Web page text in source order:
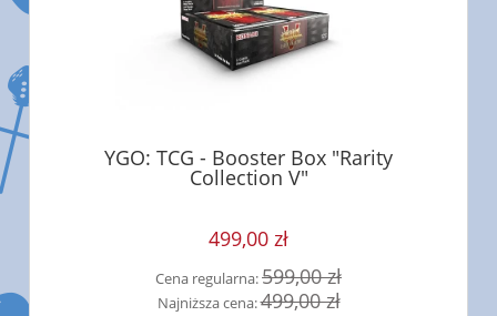
YGO: TCG - Booster Box "Rarity
Collection V"
499,00 zł
Cena regularna:599,00 zł
Najniższa cena:499,00 zł